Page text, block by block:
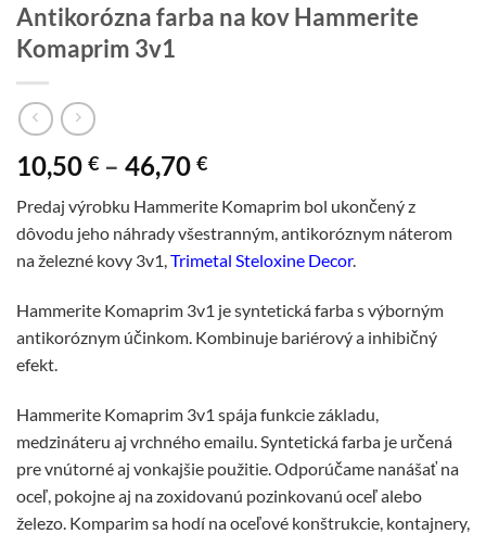
Antikorózna farba na kov Hammerite
Komaprim 3v1
10,50 € – 46,70 €Price
10,50 €
through
46,70 €
Predaj výrobku Hammerite Komaprim bol ukončený z
dôvodu jeho náhrady všestranným, antikoróznym náterom
na železné kovy 3v1,Trimetal Steloxine Decor.
Hammerite Komaprim 3v1 je syntetická farba s výborným
antikoróznym účinkom. Kombinuje bariérový a inhibičný
efekt.
Hammerite Komaprim 3v1 spája funkcie základu,
medzináteru aj vrchného emailu. Syntetická farba je určená
pre vnútorné aj vonkajšie použitie. Odporúčame nanášať na
oceľ, pokojne aj na zoxidovanú pozinkovanú oceľ alebo
železo. Komparim sa hodí na oceľové konštrukcie, kontajnery,